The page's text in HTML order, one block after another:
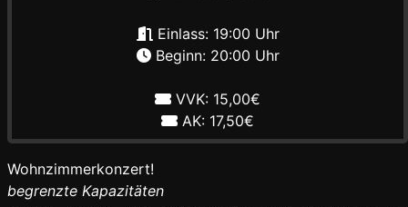
Einlass: 19:00 Uhr
Beginn: 20:00 Uhr
VVK: 15,00€
AK: 17,50€
Wohnzimmerkonzert!
begrenzte Kapazitäten